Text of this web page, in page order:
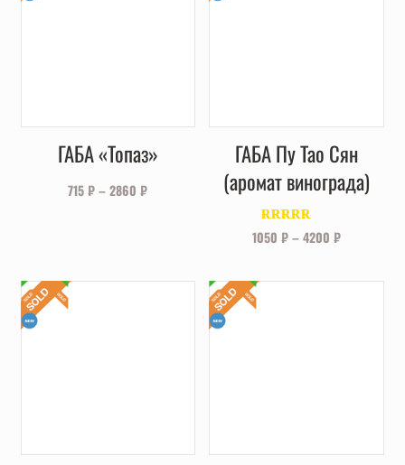
ГАБА «Топаз»
715₽–2860₽
ГАБА Пу Тао Сян
(аромат винограда)
Оценка5.00
из 5
1050 ₽–4200 ₽